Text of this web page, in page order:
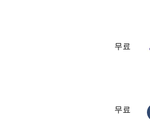
무료
무료